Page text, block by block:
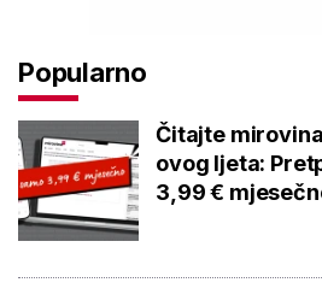
Popularno
Čitajte
ovog ljeta:
3,99 €